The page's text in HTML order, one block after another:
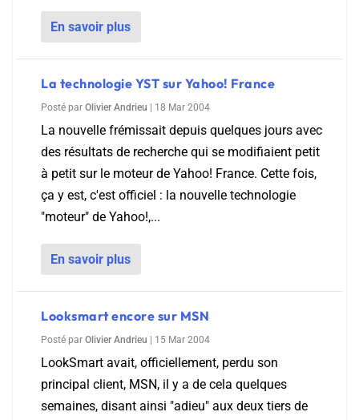
En savoir plus
La technologie YST sur Yahoo! France
Posté par Olivier Andrieu 18 Mar 2004
La nouvelle frémissait depuis quelques jours avec
des résultats de recherche qui se modifiaient petit
à petit sur le moteur de Yahoo! France. Cette fois,
ça y est, c'est officiel : la nouvelle technologie
"moteur" de Yahoo!,...
En savoir plus
Looksmart encore sur MSN
Posté par Olivier Andrieu 15 Mar 2004
LookSmart avait, officiellement, perdu son
principal client, MSN, il y a de cela quelques
semaines, disant ainsi "adieu" aux deux tiers de